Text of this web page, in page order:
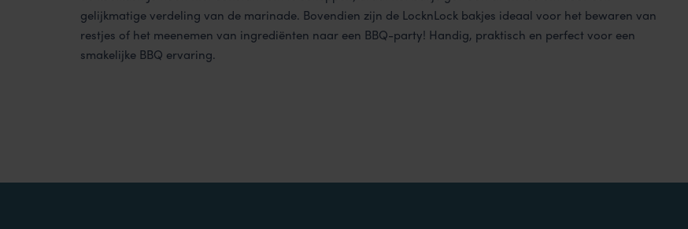
gelijkmatige verdeling van de marinade. Bovendien zijn de LocknLock bakjes ideaal voor het bewaren van
restjes of het meenemen van ingrediënten naar een BBQ-party! Handig, praktisch en perfect voor een
smakelijke BBQ ervaring.